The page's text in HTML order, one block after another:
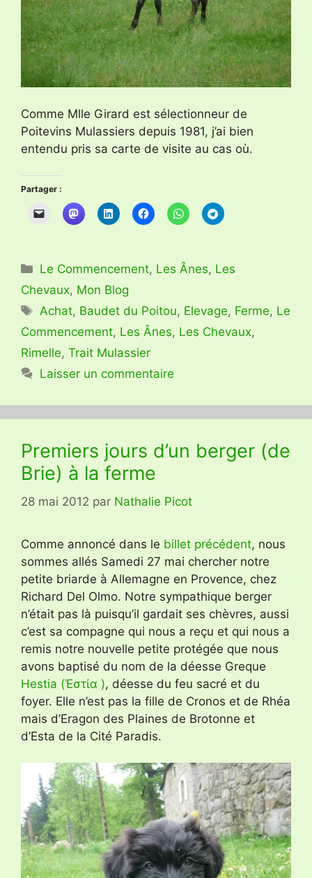
Comme Mlle Girard est sélectionneur de
Poitevins Mulassiers depuis 1981, j’ai bien
entendu pris sa carte de visite au cas où.
Partager :
Catégories
Le Commencement, Les Ânes, Les
Chevaux, Mon Blog
Étiquettes
Achat, Baudet du Poitou, Elevage, Ferme, Le
Commencement, Les Ânes, Les Chevaux,
Rimelle, Trait Mulassier
Laisser un commentaire
Premiers jours d’un berger (de
Brie) à la ferme
28 mai 2012 par Nathalie Picot
Comme annoncé dans le billet précédent, nous
sommes allés Samedi 27 mai chercher notre
petite briarde à Allemagne en Provence, chez
Richard Del Olmo. Notre sympathique berger
n’était pas là puisqu’il gardait ses chèvres, aussi
c’est sa compagne qui nous a reçu et qui nous a
remis notre nouvelle petite protégée que nous
avons baptisé du nom de la déesse Greque
Hestia (Ἑστία ), déesse du feu sacré et du
foyer. Elle n’est pas la fille de Cronos et de Rhéa
mais d’Eragon des Plaines de Brotonne et
d’Esta de la Cité Paradis.